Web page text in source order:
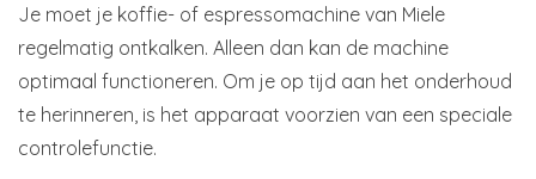
Je moet je koffie- of espressomachine van Miele
regelmatig ontkalken. Alleen dan kan de machine
optimaal functioneren. Om je op tijd aan het onderhoud
te herinneren, is het apparaat voorzien van een speciale
controlefunctie.